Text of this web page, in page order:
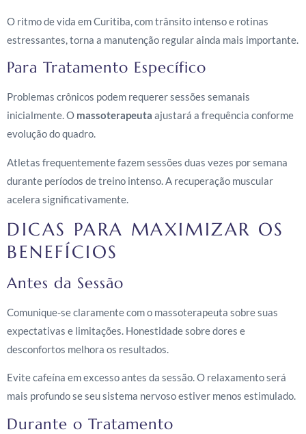
O ritmo de vida em Curitiba, com trânsito intenso e rotinas
estressantes, torna a manutenção regular ainda mais importante.
Para Tratamento Específico
Problemas crônicos podem requerer sessões semanais
inicialmente. O massoterapeuta ajustará a frequência conforme
evolução do quadro.
Atletas frequentemente fazem sessões duas vezes por semana
durante períodos de treino intenso. A recuperação muscular
acelera significativamente.
DICAS PARA MAXIMIZAR OS
BENEFÍCIOS
Antes da Sessão
Comunique-se claramente com o massoterapeuta sobre suas
expectativas e limitações. Honestidade sobre dores e
desconfortos melhora os resultados.
Evite cafeína em excesso antes da sessão. O relaxamento será
mais profundo se seu sistema nervoso estiver menos estimulado.
Durante o Tratamento